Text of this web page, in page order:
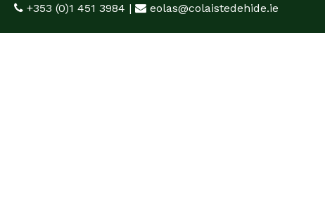
+353 (0)1 451 3984 | eolas@colaistedehide.ie